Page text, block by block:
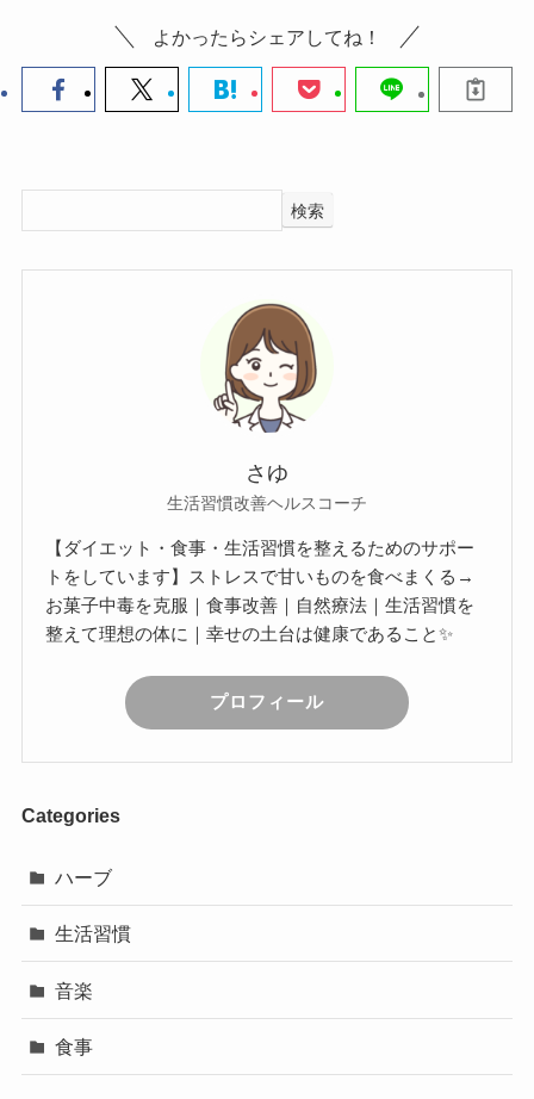
よかったらシェアしてね！
検索
さゆ
生活習慣改善ヘルスコーチ
【ダイエット・食事・生活習慣を整えるためのサポー
トをしています】ストレスで甘いものを食べまくる→
お菓子中毒を克服｜食事改善｜自然療法｜生活習慣を
整えて理想の体に｜幸せの土台は健康であること✨
プロフィール
Categories
ハーブ
生活習慣
音楽
食事